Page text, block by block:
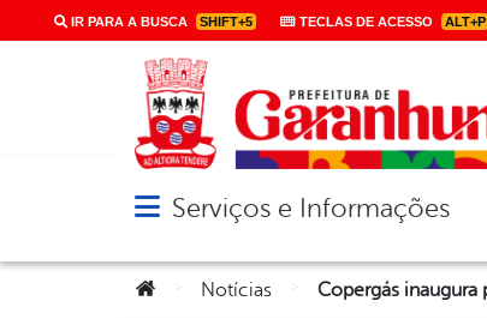
IR PARA A BUSCA SHIFT+5 TECLAS DE ACESSO ALT+P
Abrir menu principal de navegação
Serviços e Informações
Você está aqui:
Notícias